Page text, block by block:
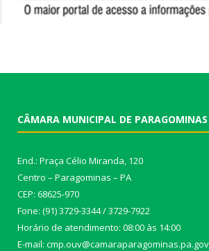
CÂMARA MUNICIPAL DE PARAGOMINAS
End.: Praça Célio Miranda, 120
Centro – Paragominas – PA
CEP: 68625-970
Fone: (91) 3729-3344 / 3729-7922
Horário de atendimento: 08:00 às 14:00
E-mail: